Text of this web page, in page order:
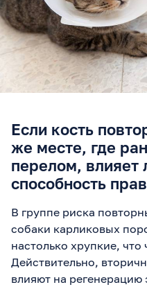
Если кость
же месте, где
перелом, влияет
способность
В группе риска
собаки карликовых
настолько хрупкие, что
Действительно,
влияют на регенерацию